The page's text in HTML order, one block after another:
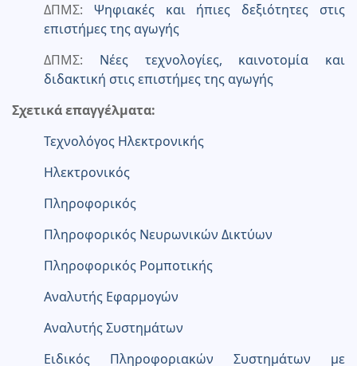
ΔΠΜΣ: Ψηφιακές και ήπιες δεξιότητες στις
επιστήμες της αγωγής
ΔΠΜΣ: Νέες τεχνολογίες, καινοτομία και
διδακτική στις επιστήμες της αγωγής
Σχετικά επαγγέλματα:
Τεχνολόγος Ηλεκτρονικής
Ηλεκτρονικός
Πληροφορικός
Πληροφορικός Νευρωνικών Δικτύων
Πληροφορικός Ρομποτικής
Αναλυτής Εφαρμογών
Αναλυτής Συστημάτων
Ειδικός Πληροφοριακών Συστημάτων με